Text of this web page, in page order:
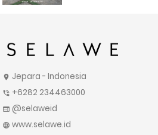
location_on Jepara - Indonesia
phone_in_talk +6282 234463000
web @selaweid
language www.selawe.id